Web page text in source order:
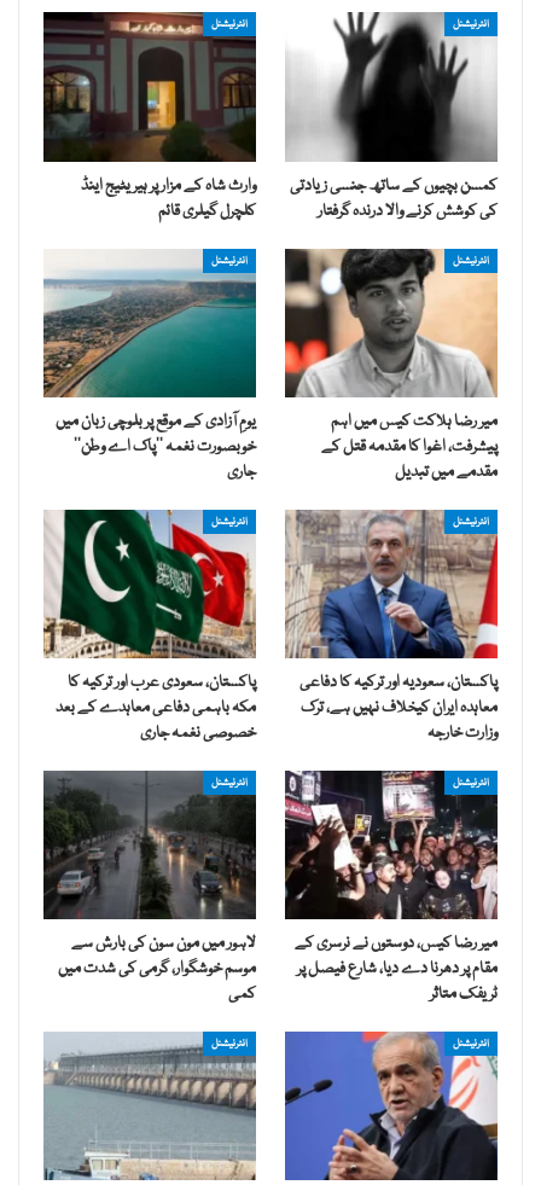
انٹرنیشنل
کمسن بچیوں کے ساتھ جنسی زیادتی
کی کوشش کرنے والا درندہ گرفتار
انٹرنیشنل
وارث شاہ کے مزار پر ہیریٹیج اینڈ
کلچرل گیلری قائم
انٹرنیشنل
میر رضا ہلاکت کیس میں اہم
پیشرفت، اغوا کا مقدمہ قتل کے
مقدمے میں تبدیل
انٹرنیشنل
یومِ آزادی کے موقع پر بلوچی زبان میں
خوبصورت نغمہ ’’پاک اے وطن‘‘
جاری
انٹرنیشنل
پاکستان، سعودیہ اور ترکیہ کا دفاعی
معاہدہ ایران کیخلاف نہیں ہے، ترک
وزارت خارجہ
انٹرنیشنل
پاکستان، سعودی عرب اور ترکیہ کا
مکہ باہمی دفاعی معاہدے کے بعد
خصوصی نغمہ جاری
انٹرنیشنل
میر رضا کیس، دوستوں نے نرسری کے
مقام پر دھرنا دے دیا، شارع فیصل پر
ٹریفک متاثر
انٹرنیشنل
لاہور میں مون سون کی بارش سے
موسم خوشگوار، گرمی کی شدت میں
کمی
انٹرنیشنل انٹرنیشنل